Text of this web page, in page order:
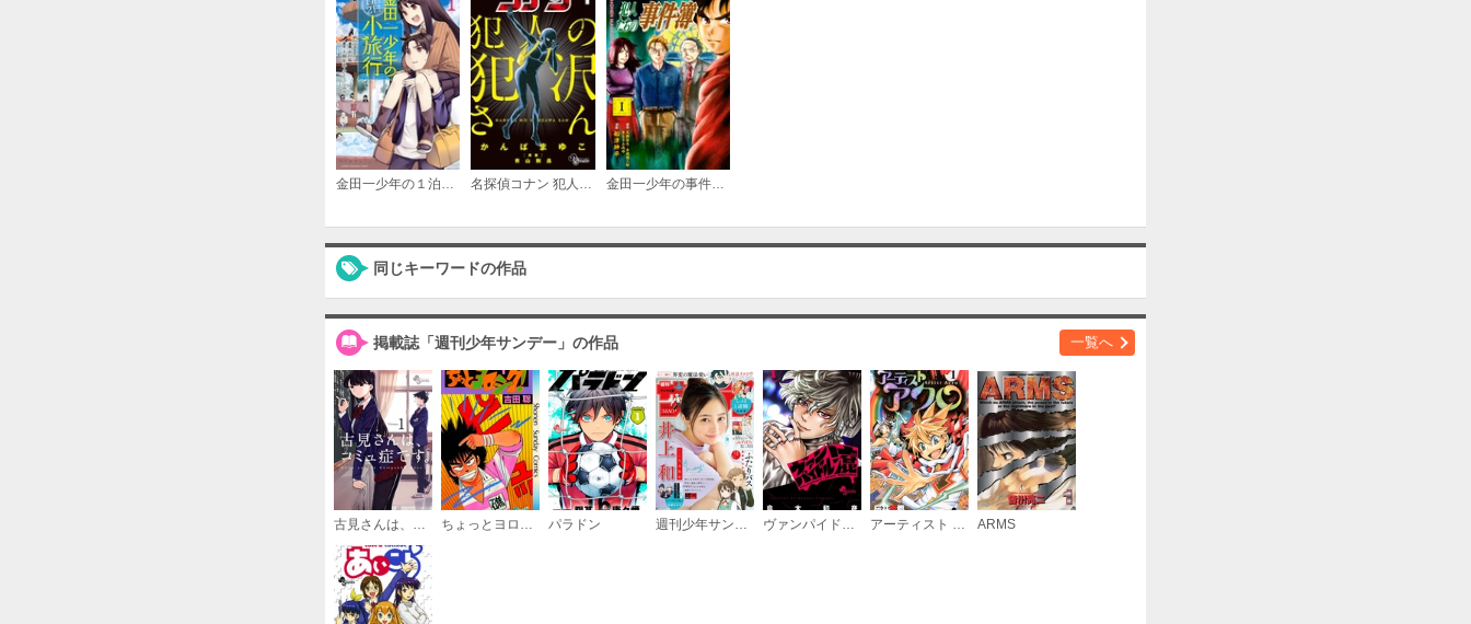
金田一少年の１泊２日小旅行 名探偵コナン 犯人の犯沢さん 金田一少年の事件簿外伝 犯人たちの事件簿
同じキーワードの作品
掲載誌「週刊少年サンデー」の作品 一覧へ
古見さんは、コミュ症です。 ちょっとヨロシク！ パラドン 週刊少年サンデー ヴァンパイドル滾 アーティスト アクロ ARMS